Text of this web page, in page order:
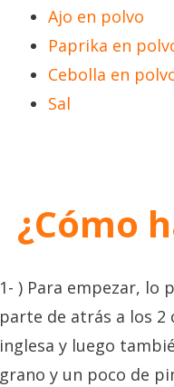
Ajo en polvo
Paprika en
Cebolla en
Sal
¿Cómo
1- ) Para empezar,
parte de atrás a los 2
inglesa y luego
grano y un poco de